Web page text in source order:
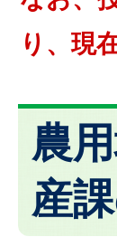
り、現
農
産